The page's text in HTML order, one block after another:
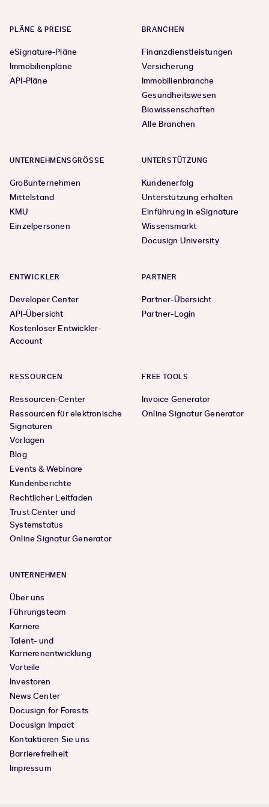
PLÄNE & PREISE
eSignature-Pläne
Immobilienpläne
API-Pläne
BRANCHEN
Finanzdienstleistungen
Versicherung
Immobilienbranche
Gesundheitswesen
Biowissenschaften
Alle Branchen
UNTERNEHMENSGRÖSSE
Großunternehmen
Mittelstand
KMU
Einzelpersonen
UNTERSTÜTZUNG
Kundenerfolg
Unterstützung erhalten
Einführung in eSignature
Wissensmarkt
Docusign University
ENTWICKLER
Developer Center
API-Übersicht
Kostenloser Entwickler-
Account
PARTNER
Partner-Übersicht
Partner-Login
RESSOURCEN
Ressourcen-Center
Ressourcen für elektronische
Signaturen
Vorlagen
Blog
Events & Webinare
Kundenberichte
Rechtlicher Leitfaden
Trust Center und
Systemstatus
Online Signatur Generator
FREE TOOLS
Invoice Generator
Online Signatur Generator
UNTERNEHMEN
Über uns
Führungsteam
Karriere
Talent- und
Karrierenentwicklung
Vorteile
Investoren
News Center
Docusign for Forests
Docusign Impact
Kontaktieren Sie uns
Barrierefreiheit
Impressum